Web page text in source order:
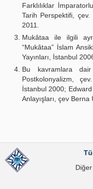
Farklılıklar
Tarih Perspektifi, çev.
2011.
Mukâtaa ile ilgili
“Mukâtaa” İslam
Yayınları, İstanbul
Bu kavramlara
Postkolonyalizm,
İstanbul 2000; Edward
Anlayışları, çev Berna